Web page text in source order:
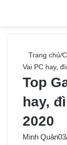
Trang chủ/
Vai PC hay,
Top
hay,
2020
Minh Quân